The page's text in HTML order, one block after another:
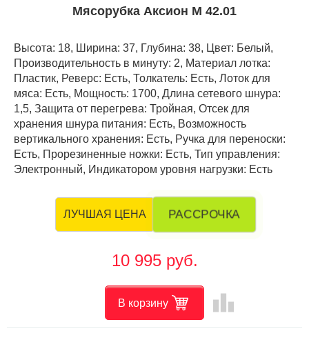
Мясорубка Аксион М 42.01
Высота: 18, Ширина: 37, Глубина: 38, Цвет: Белый,
Производительность в минуту: 2, Материал лотка:
Пластик, Реверс: Есть, Толкатель: Есть, Лоток для
мяса: Есть, Мощность: 1700, Длина сетевого шнура:
1,5, Защита от перегрева: Тройная, Отсек для
хранения шнура питания: Есть, Возможность
вертикального хранения: Есть, Ручка для переноски:
Есть, Прорезиненные ножки: Есть, Тип управления:
Электронный, Индикатором уровня нагрузки: Есть
ЛУЧШАЯ ЦЕНА РАССРОЧКА
10 995 руб.
В корзину leaderboard